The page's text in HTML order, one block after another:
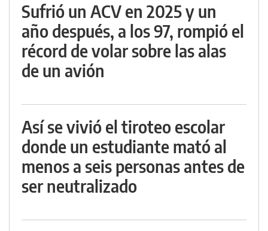
Sufrió un ACV en 2025 y un
año después, a los 97, rompió el
récord de volar sobre las alas
de un avión
Así se vivió el tiroteo escolar
donde un estudiante mató al
menos a seis personas antes de
ser neutralizado